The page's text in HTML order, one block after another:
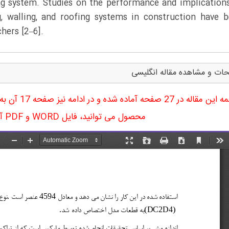
system. Studies on the performance and
walling, and roofing systems in construction have
[2–6].
و مشاهده مقاله انگلیسی
ترجمه
محصول می توانید، فایل WORD و PDF آن را دریافت نمایید.